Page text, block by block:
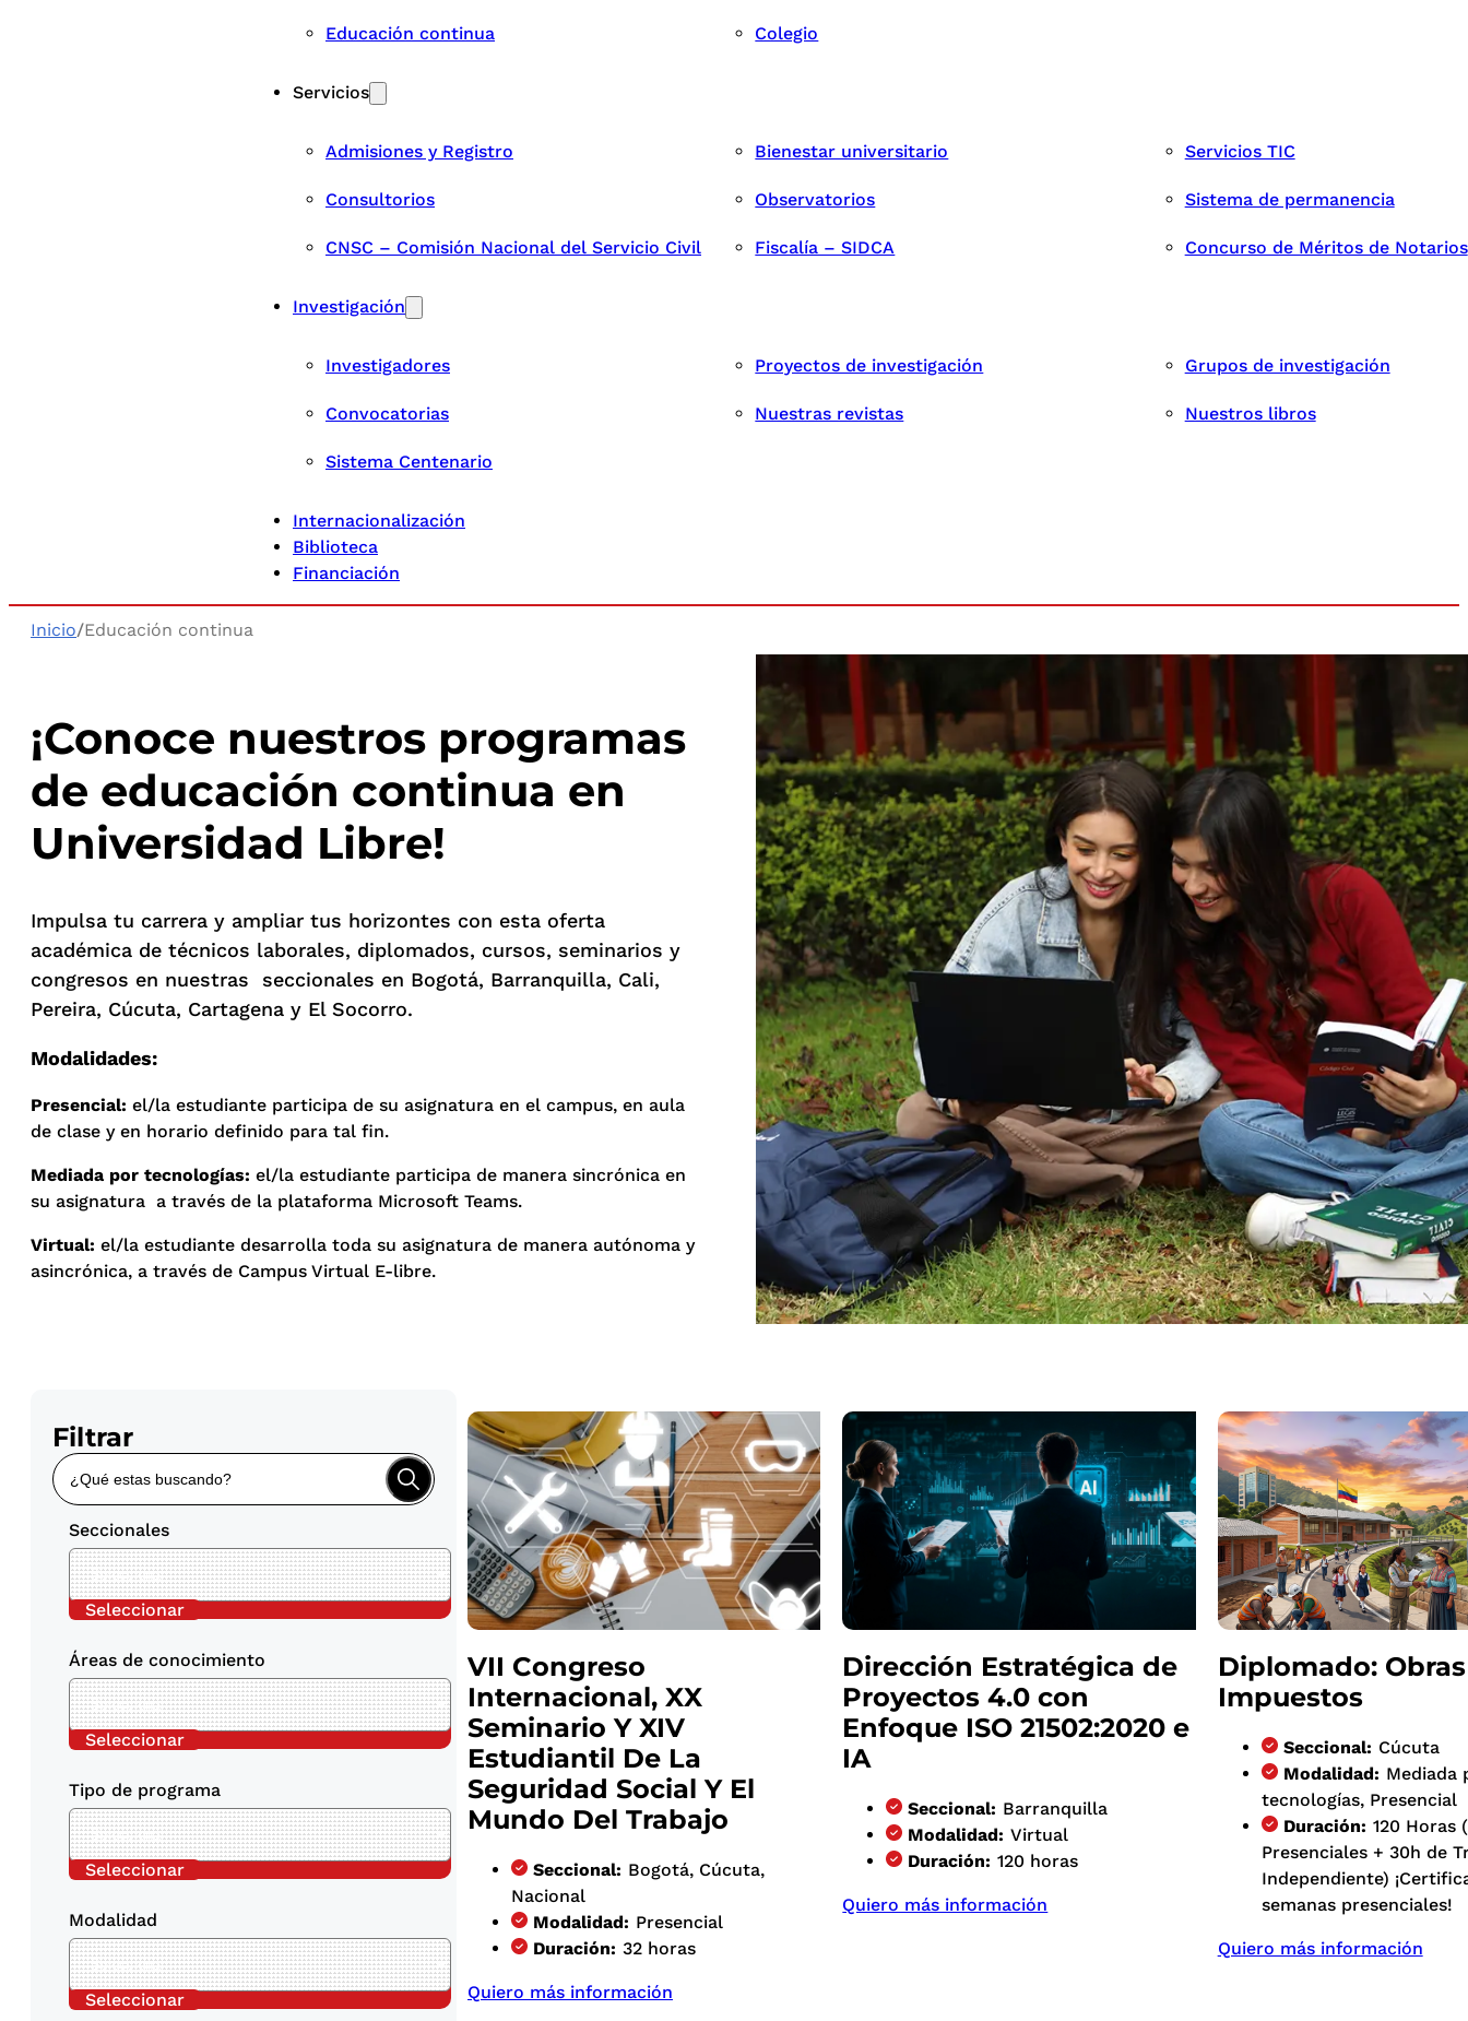
Educación continua Colegio
Servicios
Admisiones y Registro Bienestar universitario Servicios TIC
Consultorios Observatorios Sistema de permanencia
CNSC – Comisión Nacional del Servicio Civil Fiscalía – SIDCA Concurso de Méritos de Notarios
Investigación
Investigadores Proyectos de investigación Grupos de investigación
Convocatorias Nuestras revistas Nuestros libros
Sistema Centenario
Internacionalización
Biblioteca
Financiación
Inicio/Educación continua
¡Conoce nuestros programas
de educación continua en
Universidad Libre!
Impulsa tu carrera y ampliar tus horizontes con esta oferta
académica de técnicos laborales, diplomados, cursos, seminarios y
congresos en nuestras seccionales en Bogotá, Barranquilla, Cali,
Pereira, Cúcuta, Cartagena y El Socorro.
Modalidades:
Presencial: el/la estudiante participa de su asignatura en el campus, en aula
de clase y en horario definido para tal fin.
Mediada por tecnologías: el/la estudiante participa de manera sincrónica en
su asignatura a través de la plataforma Microsoft Teams.
Virtual: el/la estudiante desarrolla toda su asignatura de manera autónoma y
asincrónica, a través de Campus Virtual E-libre.
Filtrar
Seccionales
Seleccionar
Áreas de conocimiento
Seleccionar
Tipo de programa
Seleccionar
Modalidad
Seleccionar
VII Congreso
Internacional, XX
Seminario Y XIV
Estudiantil De La
Seguridad Social Y El
Mundo Del Trabajo
Seccional: Bogotá, Cúcuta,
Nacional
Modalidad: Presencial
Duración: 32 horas
Quiero más información
Dirección Estratégica de
Proyectos 4.0 con
Enfoque ISO 21502:2020 e
IA
Seccional: Barranquilla
Modalidad: Virtual
Duración: 120 horas
Quiero más información
Diplomado:
Impuestos
Seccional: Cúcuta
Modalidad: Mediada
tecnologías, Presencial
Duración: 120 Horas
Presenciales + 30h de
Independiente)
semanas presenciales!
Quiero más información